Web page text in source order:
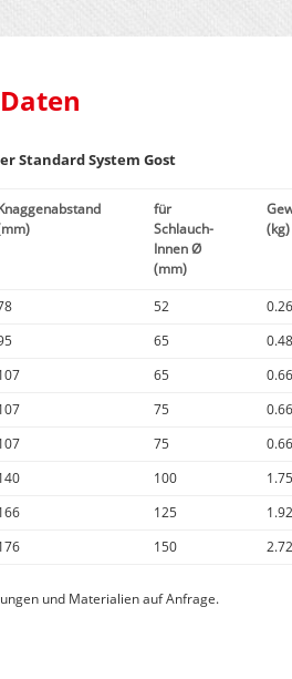
Standard System Gost
für
Schlauch-
Innen Ø
(mm)
(kg)
52
0.26
65
0.48
65
0.66
75
0.66
75
0.66
100
1.75
125
1.92
150 2.72
und Materialien auf Anfrage.